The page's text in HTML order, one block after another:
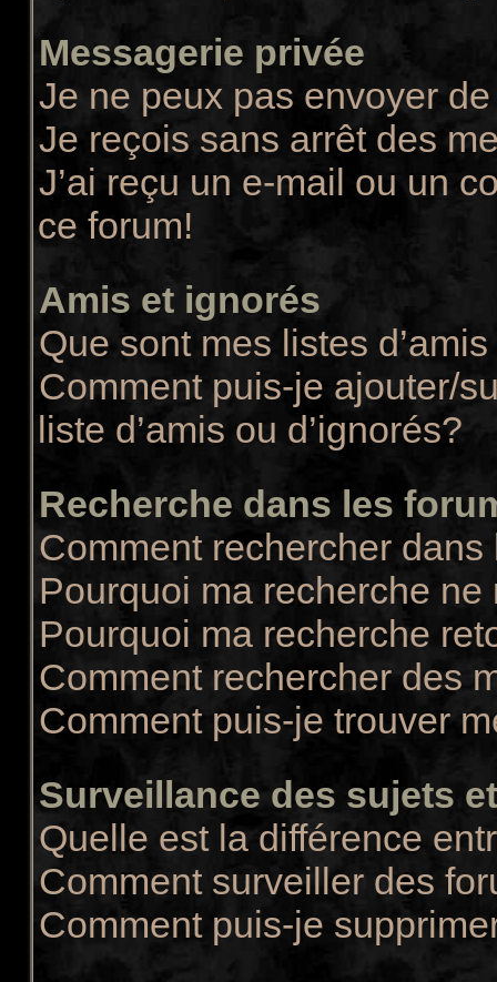
Messagerie privée
Je ne peux pas envoyer
Je reçois sans arrêt des
J’ai reçu un e-mail ou un
ce forum!
Amis et ignorés
Que sont mes listes
Comment puis-je ajouter/
liste d’amis ou d’ignorés?
Recherche dans les
Comment rechercher dans
Pourquoi ma recherche
Pourquoi ma recherche
Comment rechercher des
Comment puis-je trouver
Surveillance des sujets
Quelle est la différence
Comment surveiller des
Comment puis-je